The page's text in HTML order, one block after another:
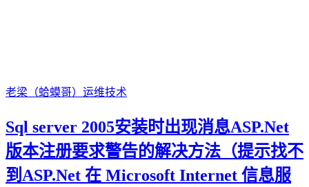
老梁（蛤蟆哥） 运维技术
Sql server 2005安装时出现消息ASP.Net
版本注册要求警告的解决方法（提示找不
到ASP.Net 在 Microsoft Internet 信息服